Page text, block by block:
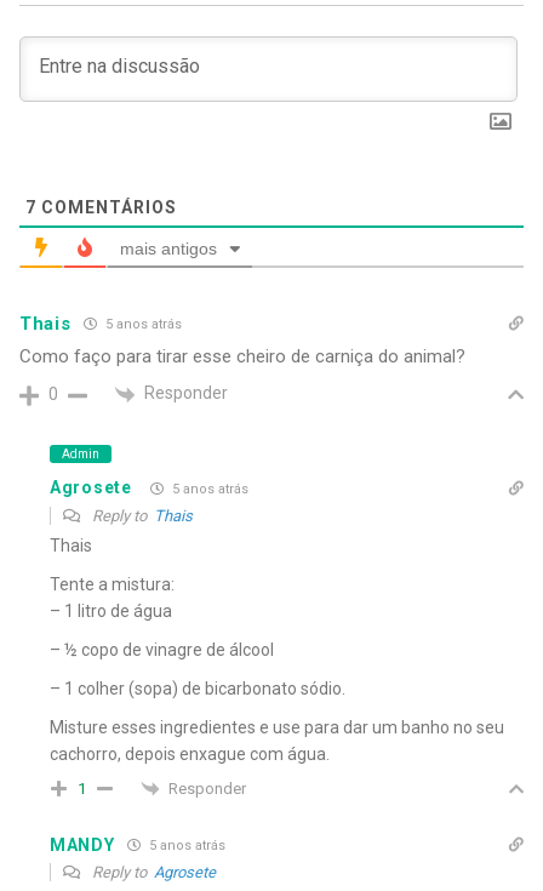
7 COMENTÁRIOS
mais antigos
Thais 5 anos atrás
Como faço para tirar esse cheiro de carniça do animal?
0 Responder
Admin
Agrosete 5 anos atrás
Reply to Thais
Thais
Tente a mistura:
– 1 litro de água
– ½ copo de vinagre de álcool
– 1 colher (sopa) de bicarbonato sódio.
Misture esses ingredientes e use para dar um banho no seu
cachorro, depois enxague com água.
1 Responder
MANDY 5 anos atrás
Reply to Agrosete